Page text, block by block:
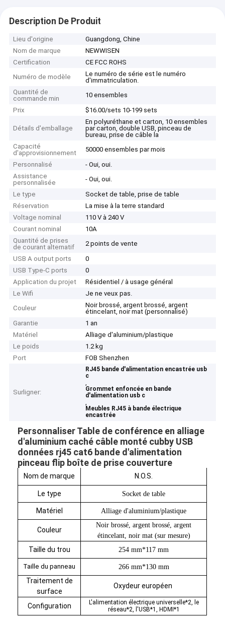
Description De Produit
Lieu d'origine
Guangdong, Chine
Nom de marque
NEWWISEN
Certification
CE FCC ROHS
Numéro de modèle
Le numéro de série est le numéro
d'immatriculation.
Quantité de
commande min
10 ensembles
Prix
$16.00/sets 10-199 sets
Détails d'emballage
En polyuréthane et carton, 10 ensembles
par carton, double USB, pinceau de
bureau, prise de câble la
Capacité
d'approvisionnement
50000 ensembles par mois
Personnalisé
- Oui, oui.
Assistance
personnalisée
- Oui, oui.
Le type
Socket de table, prise de table
Réservation
La mise à la terre standard
Voltage nominal
110 V à 240 V
Courant nominal
10A
Quantité de prises
de courant alternatif
2 points de vente
USB A output ports
0
USB Type-C ports
0
Application du projet
Résidentiel / à usage général
Le Wifi
Je ne veux pas.
Couleur
Noir brossé, argent brossé, argent
étincelant, noir mat (personnalisé)
Garantie
1 an
Matériel
Alliage d'aluminium/plastique
Le poids
1.2 kg
Port
FOB Shenzhen
Surligner:
RJ45 bande d'alimentation encastrée usb
c
,
Grommet enfoncée en bande
d'alimentation usb c
,
Meubles RJ45 à bande électrique
encastrée
Personnaliser Table de conférence en alliage
d'aluminium caché câble monté cubby USB
données rj45 cat6 bande d'alimentation
pinceau flip boîte de prise couverture
Nom de marque N.O.S.
Le type Socket de table
Matériel Alliage d'aluminium/plastique
Couleur
Noir brossé, argent brossé, argent
étincelant, noir mat (sur mesure)
Taille du trou 254 mm*117 mm
Taille du panneau 266 mm*130 mm
Traitement de
surface
Oxydeur européen
Configuration
L'alimentation électrique universelle*2, le
réseau*2, l'USB*1, HDMI*1